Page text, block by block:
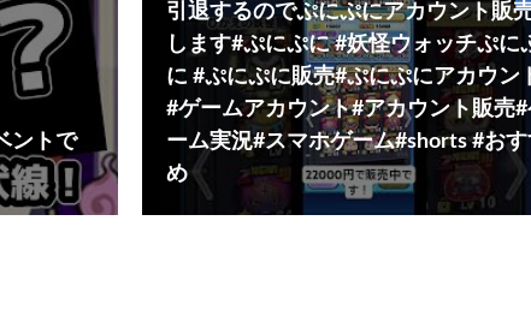
ントで
引退するのでぷにぷにアカウント販
します#ぷにぷに #妖怪ウォッチぷに
に #ぷにぷに販売#ぷにぷにアカウン
#ゲームアカウント#アカウント販売
ーム実況#スマホゲーム#shorts #お
め